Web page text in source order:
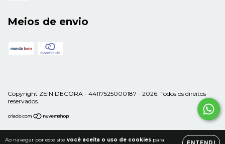
Ao navegar por este site você aceita o uso de cookies para
Meios de envio
Copyright ZEIN DECORA - 44117525000187 - 2026. Todos os direitos
reservados.